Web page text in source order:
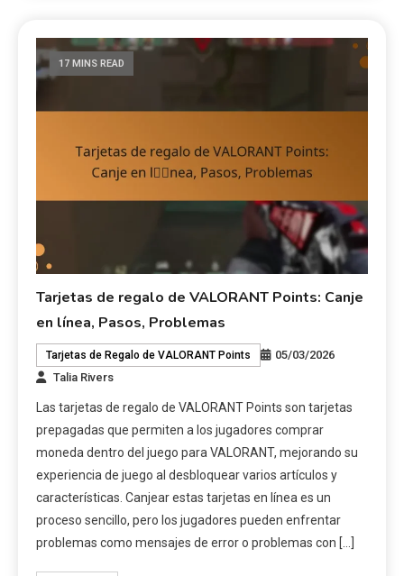
17 MINS READ
Tarjetas de regalo de VALORANT Points: Canje
en línea, Pasos, Problemas
Tarjetas de Regalo de VALORANT Points
05/03/2026
Talia Rivers
Las tarjetas de regalo de VALORANT Points son tarjetas
prepagadas que permiten a los jugadores comprar
moneda dentro del juego para VALORANT, mejorando su
experiencia de juego al desbloquear varios artículos y
características. Canjear estas tarjetas en línea es un
proceso sencillo, pero los jugadores pueden enfrentar
problemas como mensajes de error o problemas con […]